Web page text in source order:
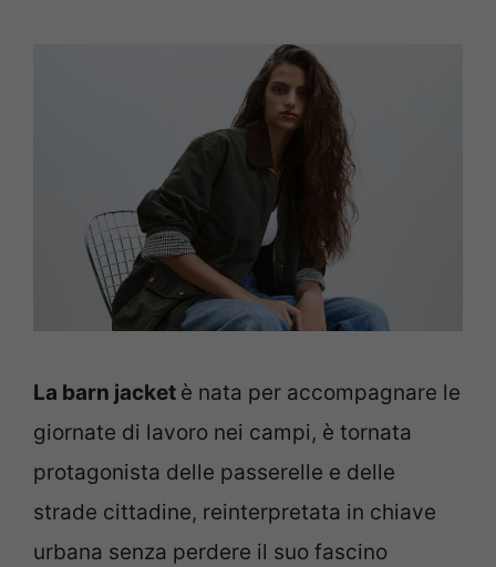
La barn jacket è nata per accompagnare le
giornate di lavoro nei campi, è tornata
protagonista delle passerelle e delle
strade cittadine, reinterpretata in chiave
urbana senza perdere il suo fascino